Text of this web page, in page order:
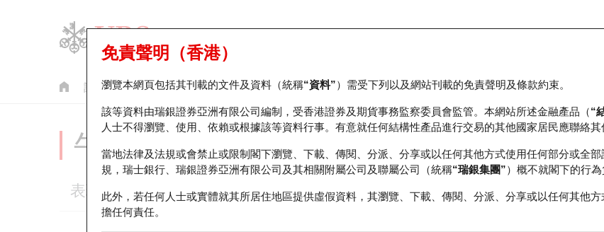
認股證 牛熊證 美股指數產品 輪證市場統計 正股資料及市場統計 瑞銀輪證教室
免責聲明（香港）
瀏覽本網頁包括其刊載的文件及資料（統稱“資料”）需受下列以及網站刊載的免責聲明及條款約束。
該等資料由瑞銀證券亞洲有限公司編制，受香港證券及期貨事務監察委員會監管。本網站所述金融產品（“
人士不得瀏覽、使用、依賴或根據該等資料行事。有意就任何結構性產品進行交易的其他國家居民應聯絡其
當地法律及法規或會禁止或限制閣下瀏覽、下載、傳閱、分派、分享或以任何其他方式使用任何部分或全
規，瑞士銀行、瑞銀證券亞洲有限公司及其相關附屬公司及聯屬公司（統稱“瑞銀集團”）概不就閣下的行為
此外，若任何人士或實體就其所居住地區提供虛假資料，其瀏覽、下載、傳閱、分派、分享或以任何其他
擔任何責任。
牛熊證分析儀
表現 街貨統計 比較